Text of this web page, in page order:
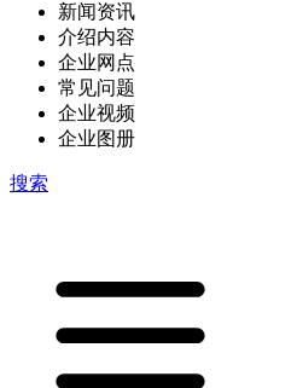
新闻资讯
介绍内容
企业网点
常见问题
企业视频
企业图册
搜索